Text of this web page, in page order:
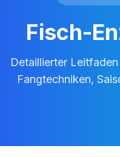
Fisch-
Detaillierter
Fangtechniken,